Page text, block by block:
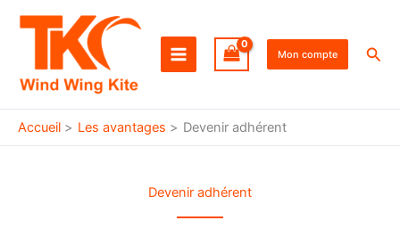
Mon compte
Accueil Les avantages Devenir adhérent
Devenir adhérent